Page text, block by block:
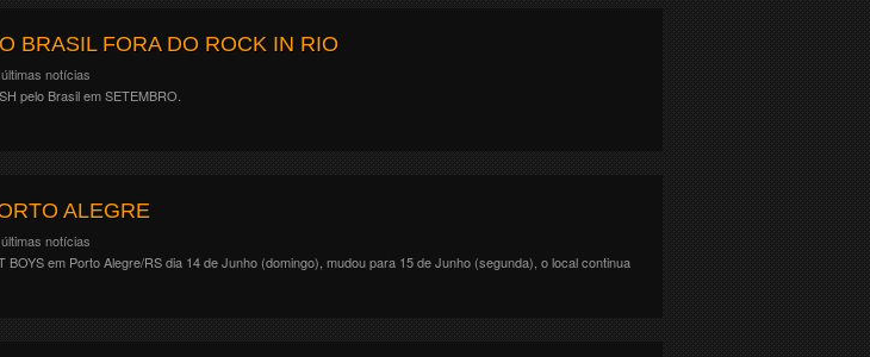
BRASIL FORA DO ROCK IN RIO
últimas notícias
pelo Brasil em SETEMBRO.
ALEGRE
últimas notícias
em Porto Alegre/RS dia 14 de Junho (domingo), mudou para 15 de Junho (segunda), o local continua